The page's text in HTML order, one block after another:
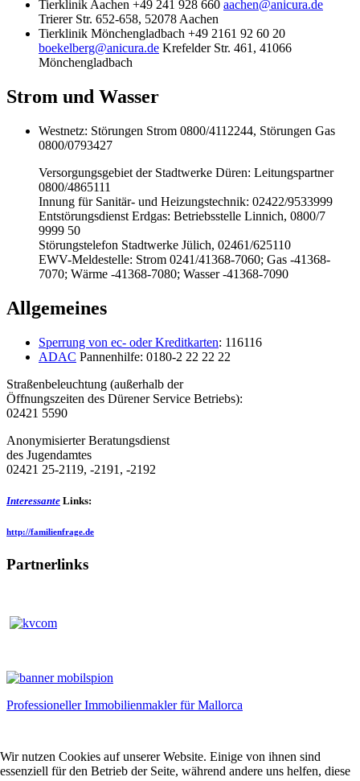
Tierklinik Aachen +49 241 928 660 aachen@anicura.de
Trierer Str. 652-658, 52078 Aachen
Tierklinik Mönchengladbach +49 2161 92 60 20
boekelberg@anicura.de Krefelder Str. 461, 41066
Mönchengladbach
Strom und Wasser
Westnetz: Störungen Strom 0800/4112244, Störungen Gas
0800/0793427
Versorgungsgebiet der Stadtwerke Düren: Leitungspartner
0800/4865111
Innung für Sanitär- und Heizungstechnik: 02422/9533999
Entstörungsdienst Erdgas: Betriebsstelle Linnich, 0800/7
9999 50
Störungstelefon Stadtwerke Jülich, 02461/625110
EWV-Meldestelle: Strom 0241/41368-7060; Gas -41368-
7070; Wärme -41368-7080; Wasser -41368-7090
Allgemeines
Sperrung von ec- oder Kreditkarten: 116116
ADAC Pannenhilfe: 0180-2 22 22 22
Straßenbeleuchtung (außerhalb der
Öffnungszeiten des Dürener Service Betriebs):
02421 5590
Anonymisierter Beratungsdienst
des Jugendamtes
02421 25-2119, -2191, -2192
Interessante Links:
http://familienfrage.de
Partnerlinks
Professioneller Immobilienmakler für Mallorca
Wir nutzen Cookies auf unserer Website. Einige von ihnen sind
essenziell für den Betrieb der Seite, während andere uns helfen, diese